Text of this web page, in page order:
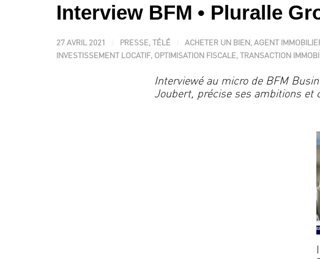
Interview BFM • Pluralle
27 AVRIL 2021 PRESSE, TÉLÉ ACHETER UN BIEN, AGENT
INVESTISSEMENT LOCATIF, OPTIMISATION FISCALE, TRANSACTION
Interviewé au micro de BFM
Joubert, précise ses ambitions et